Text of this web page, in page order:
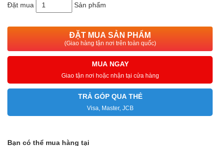
Đặt mua Sản phẩm
ĐẶT MUA SẢN PHẨM
(Giao hàng tận nơi trên toàn quốc)
MUA NGAY
Giao tận nơi hoặc nhận tại cửa hàng
TRẢ GÓP QUA THẺ
Visa, Master, JCB
Bạn có thể mua hàng tại